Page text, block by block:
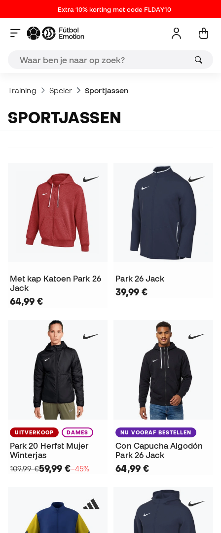
Extra 10% korting met code FLDAY10
Training Speler Sportjassen
SPORTJASSEN
Met kap Katoen Park 26
Jack
64,99 €
Park 26 Jack
39,99 €
UITVERKOOP DAMES
Park 20 Herfst Mujer
Winterjas
109,99 €59,99 €−45%
NU VOORAF BESTELLEN
Con Capucha Algodón
Park 26 Jack
64,99 €